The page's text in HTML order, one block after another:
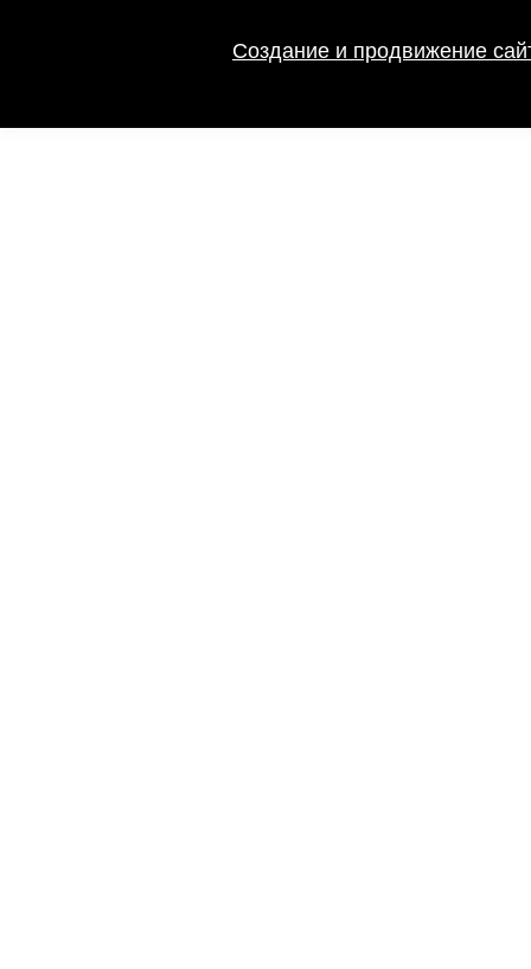
Создание и продвижение